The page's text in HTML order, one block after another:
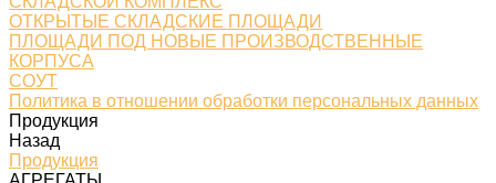
ОТКРЫТЫЕ СКЛАДСКИЕ ПЛОЩАДИ
ПЛОЩАДИ ПОД НОВЫЕ ПРОИЗВОДСТВЕННЫЕ
КОРПУСА
СОУТ
Политика в отношении обработки персональных данных
Продукция
Назад
Продукция